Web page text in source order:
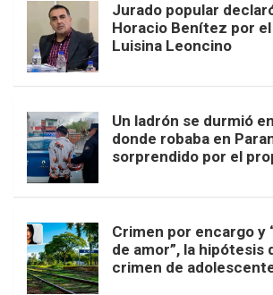
Jurado popular
Horacio Benítez por
Luisina Leoncino
Un ladrón se durmió
donde robaba en
sorprendido por el
Crimen por encargo y
de amor”, la hipótesis
crimen de